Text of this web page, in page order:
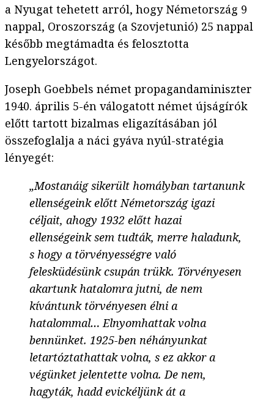
a Nyugat tehetett arról, hogy Németország 9
nappal, Oroszország (a Szovjetunió) 25 nappal
később megtámadta és felosztotta
Lengyelországot.
Joseph Goebbels német propagandaminiszter
1940. április 5-én válogatott német újságírók
előtt tartott bizalmas eligazításában jól
összefoglalja a náci gyáva nyúl-stratégia
lényegét:
„Mostanáig sikerült homályban tartanunk
ellenségeink előtt Németország igazi
céljait, ahogy 1932 előtt hazai
ellenségeink sem tudták, merre haladunk,
s hogy a törvényességre való
felesküdésünk csupán trükk. Törvényesen
akartunk hatalomra jutni, de nem
kívántunk törvényesen élni a
hatalommal… Elnyomhattak volna
bennünket. 1925-ben néhányunkat
letartóztathattak volna, s ez akkor a
végünket jelentette volna. De nem,
hagyták, hadd evickéljünk át a